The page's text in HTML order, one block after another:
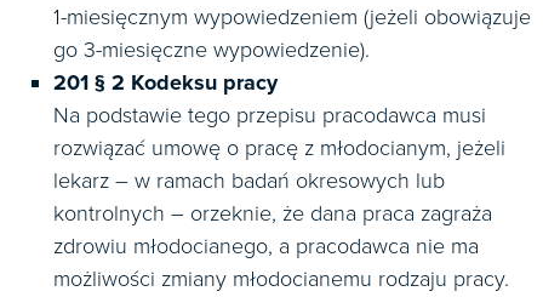
1-miesięcznym wypowiedzeniem (jeżeli obowiązuje
go 3-miesięczne wypowiedzenie).
201 § 2 Kodeksu pracy
Na podstawie tego przepisu pracodawca musi
rozwiązać umowę o pracę z młodocianym, jeżeli
lekarz – w ramach badań okresowych lub
kontrolnych – orzeknie, że dana praca zagraża
zdrowiu młodocianego, a pracodawca nie ma
możliwości zmiany młodocianemu rodzaju pracy.